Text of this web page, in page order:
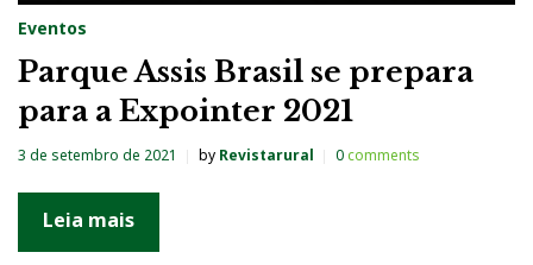
Eventos
Parque Assis Brasil se prepara
para a Expointer 2021
3 de setembro de 2021 by Revistarural 0comments
Leia mais